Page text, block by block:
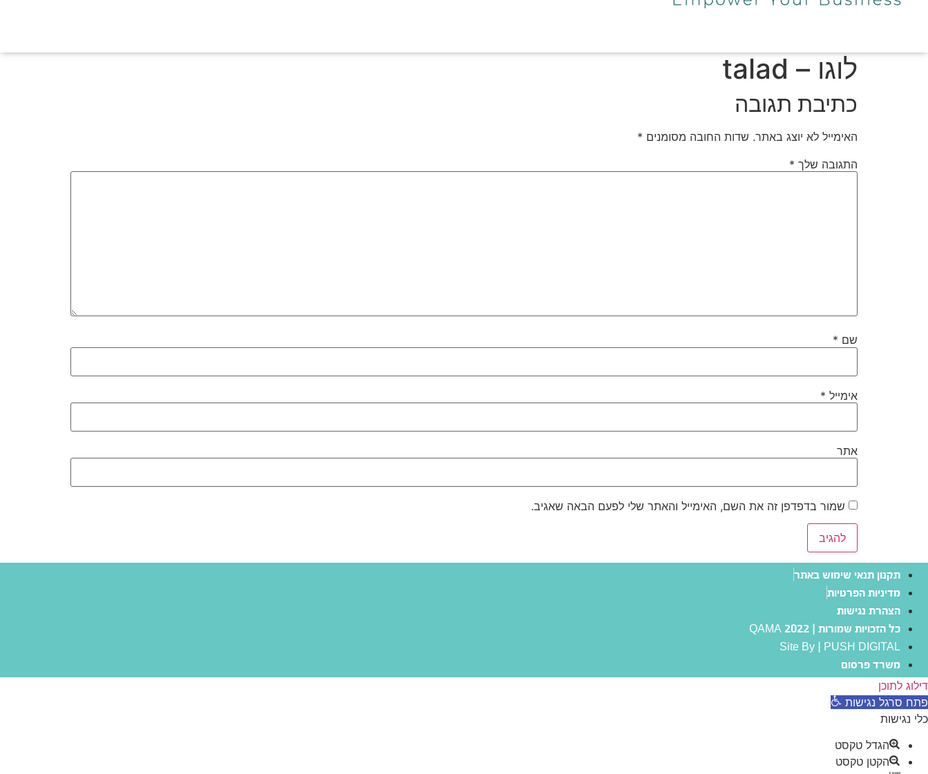
לוגו – talad
כתיבת תגובה
האימייל לא יוצג באתר. שדות החובה מסומנים *
התגובה שלך *
שם *
אימייל *
אתר
שמור בדפדפן זה את השם, האימייל והאתר שלי לפעם הבאה שאגיב.
תקנון תנאי שימוש באתר
מדיניות הפרטיות
הצהרת נגישות
כל הזכויות שמורות | QAMA 2022
Site By | PUSH DIGITAL
משרד פרסום
דילוג לתוכן
פתח סרגל נגישות
כלי נגישות
הגדל טקסט
הקטן טקסט